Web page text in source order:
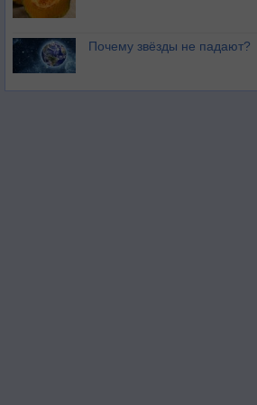
Почему звёзды не падают?